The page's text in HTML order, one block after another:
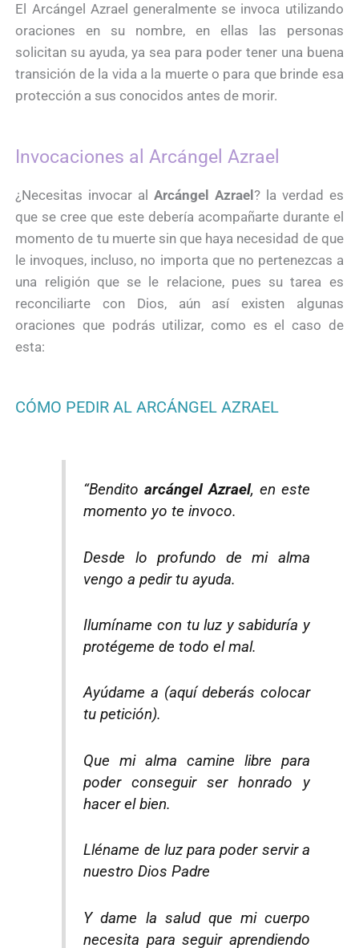
El Arcángel Azrael generalmente se invoca utilizando
oraciones en su nombre, en ellas las personas
solicitan su ayuda, ya sea para poder tener una buena
transición de la vida a la muerte o para que brinde esa
protección a sus conocidos antes de morir.
Invocaciones al Arcángel Azrael
¿Necesitas invocar alArcángel Azrael? la verdad es
que se cree que este debería acompañarte durante el
momento de tu muerte sin que haya necesidad de que
le invoques, incluso, no importa que no pertenezcas a
una religión que se le relacione, pues su tarea es
reconciliarte con Dios, aún así existen algunas
oraciones que podrás utilizar, como es el caso de
esta:
CÓMO PEDIR AL ARCÁNGEL AZRAEL
“Benditoarcángel Azrael, en este
momento yo te invoco.
Desde lo profundo de mi alma
vengo a pedir tu ayuda.
Ilumíname con tu luz y sabiduría y
protégeme de todo el mal.
Ayúdame a (aquí deberás colocar
tu petición).
Que mi alma camine libre para
poder conseguir ser honrado y
hacer el bien.
Lléname de luz para poder servir a
nuestro Dios Padre
Y dame la salud que mi cuerpo
necesita para seguir aprendiendo